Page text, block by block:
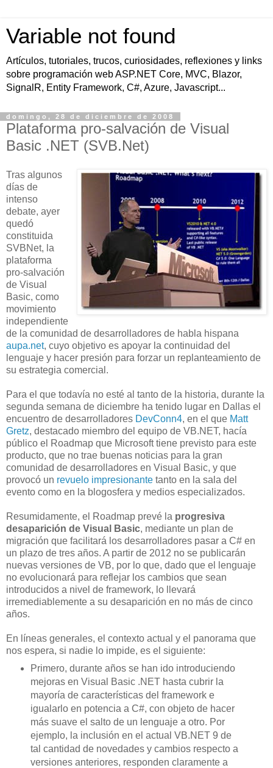
Variable not found
Artículos, tutoriales, trucos, curiosidades, reflexiones y links
sobre programación web ASP.NET Core, MVC, Blazor,
SignalR, Entity Framework, C#, Azure, Javascript...
domingo, 28 de diciembre de 2008
Plataforma pro-salvación de Visual
Basic .NET (SVB.Net)
Tras algunos
días de
intenso
debate, ayer
quedó
constituida
SVBNet, la
plataforma
pro-salvación
de Visual
Basic, como
movimiento
independiente
de la comunidad de desarrolladores de habla hispana
aupa.net, cuyo objetivo es apoyar la continuidad del
lenguaje y hacer presión para forzar un replanteamiento de
su estrategia comercial.
Para el que todavía no esté al tanto de la historia, durante la
segunda semana de diciembre ha tenido lugar en Dallas el
encuentro de desarrolladores DevConn4, en el que Matt
Gretz, destacado miembro del equipo de VB.NET, hacía
público el Roadmap que Microsoft tiene previsto para este
producto, que no trae buenas noticias para la gran
comunidad de desarrolladores en Visual Basic, y que
provocó un revuelo impresionante tanto en la sala del
evento como en la blogosfera y medios especializados.
Resumidamente, el Roadmap prevé la progresiva
desaparición de Visual Basic, mediante un plan de
migración que facilitará los desarrolladores pasar a C# en
un plazo de tres años. A partir de 2012 no se publicarán
nuevas versiones de VB, por lo que, dado que el lenguaje
no evolucionará para reflejar los cambios que sean
introducidos a nivel de framework, lo llevará
irremediablemente a su desaparición en no más de cinco
años.
En líneas generales, el contexto actual y el panorama que
nos espera, si nadie lo impide, es el siguiente:
Primero, durante años se han ido introduciendo
mejoras en Visual Basic .NET hasta cubrir la
mayoría de características del framework e
igualarlo en potencia a C#, con objeto de hacer
más suave el salto de un lenguaje a otro. Por
ejemplo, la inclusión en el actual VB.NET 9 de
tal cantidad de novedades y cambios respecto a
versiones anteriores, responden claramente a